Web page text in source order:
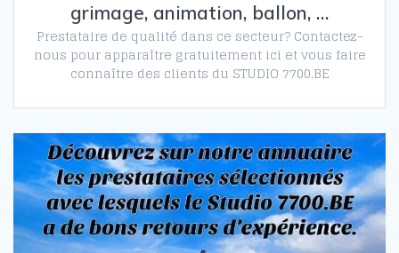
grimage, animation, ballon, …
Prestataire de qualité dans ce secteur? Contactez-
nous pour apparaître gratuitement ici et vous faire
connaître des clients du STUDIO 7700.BE